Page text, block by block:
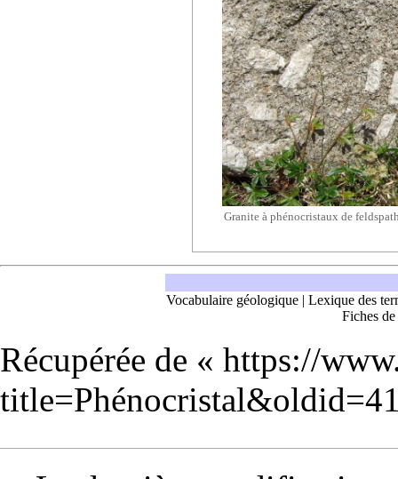
Granite à phénocristaux de
Vocabulaire géologique| Lexique des
Fiches
Récupérée de « https://